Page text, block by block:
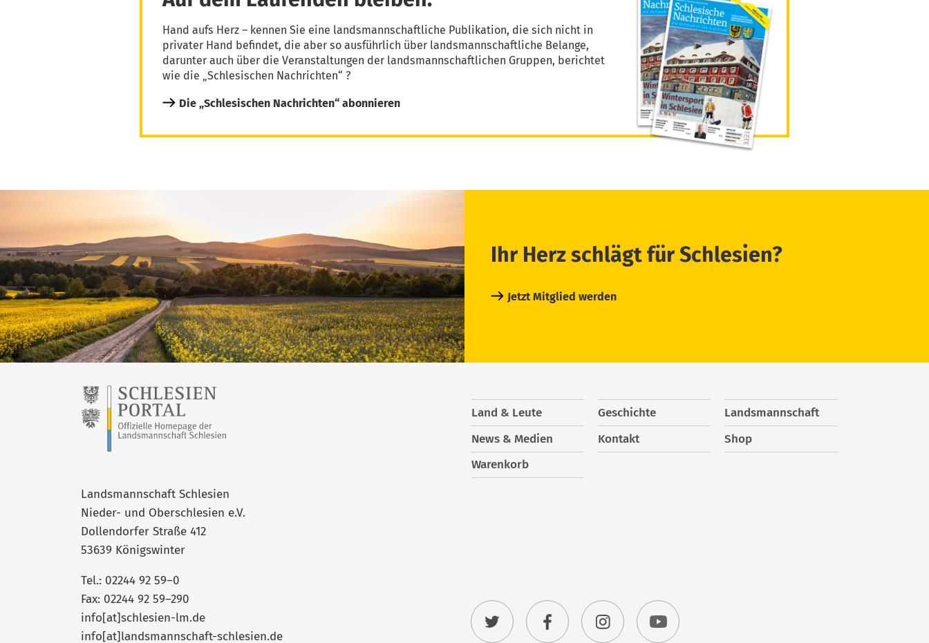
Hand aufs Herz – kennen Sie eine landsmannschaftliche Publikation, die sich nicht in
privater Hand befindet, die aber so ausführlich über landsmannschaftliche Belange,
darunter auch über die Veranstaltungen der landsmannschaftlichen Gruppen, berichtet
wie die „Schlesischen Nachrichten“ ?
Die „Schlesischen Nachrichten“ abonnieren
Ihr Herz schlägt für Schlesien?
Jetzt Mitglied werden
Landsmannschaft Schlesien
Nieder- und Oberschlesien e.V.
Dollendorfer Straße 412
53639 Königswinter
Tel.: 02244 92 59–0
Fax: 02244 92 59–290
info[at]schlesien-lm.de
info[at]landsmannschaft-schlesien.de
Land & Leute Geschichte
Landsmannschaft
News & Medien
Kontakt
Shop
Warenkorb